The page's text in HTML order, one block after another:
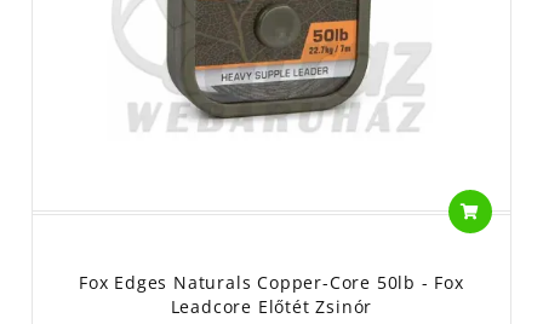
Fox Edges Naturals Copper-Core 50lb - Fox
Leadcore Előtét Zsinór